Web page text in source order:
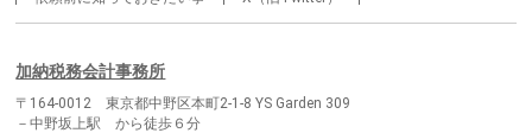
加納税務会計事務所
〒164-0012 東京都中野区本町2-1-8 YS Garden 309
－中野坂上駅 から徒歩６分